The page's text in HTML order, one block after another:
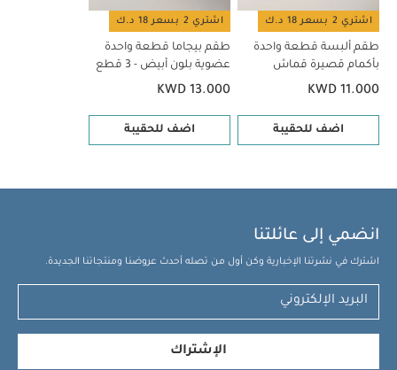
اشتري 2 بسعر 18 د.ك
طقم ألبسة قطعة واحدة
بأكمام قصيرة قماش
عضوي بلون أبيض - 5 قطع
KWD 11.000
اضف للحقيبة
اشتري 2 بسعر 18 د.ك
طقم بيجاما قطعة واحدة
عضوية بلون أبيض - 3 قطع
KWD 13.000
اضف للحقيبة
انضمي إلى عائلتنا
اشترك في نشرتنا الإخبارية وكن أول من تصله أحدث عروضنا ومنتجاتنا الجديدة.
الإشتراك